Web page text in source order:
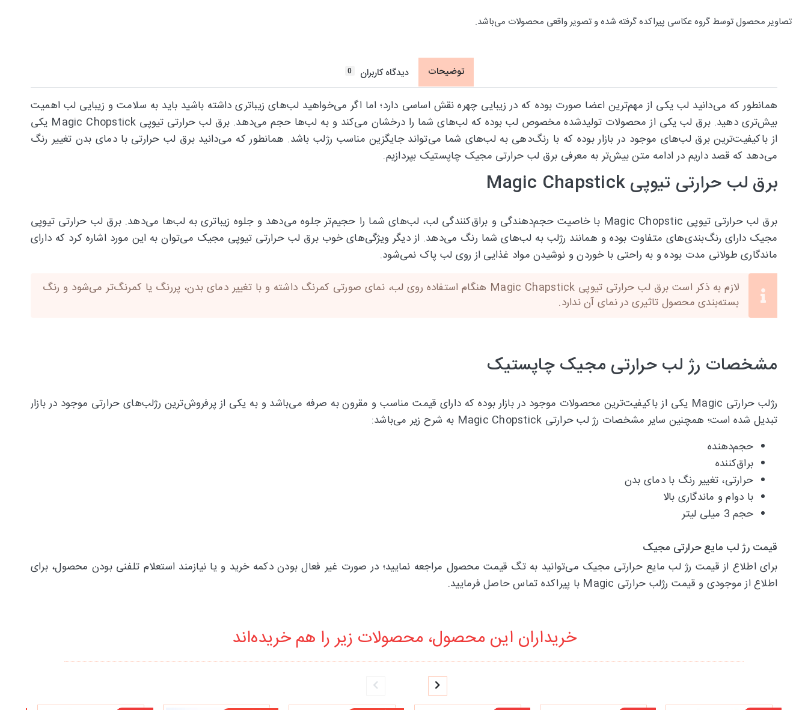
تصاویر محصول توسط گروه عکاسی پیراکده گرفته شده و تصویر واقعی محصولات می‌باشد.
توضیحات دیدگاه کاربران 0
همانطور که می‌دانید لب یکی از مهم‌ترین اعضا صورت بوده که در زیبایی چهره نقش اساسی دارد؛ اما اگر می‌خواهید لب‌های زیباتری داشته باشید باید به سلامت و زیبایی لب اهمیت
بیش‌تری دهید. برق لب یکی از محصولات تولیدشده مخصوص لب بوده که لب‌های شما را درخشان می‌کند و به لب‌ها حجم می‌دهد. برق لب حرارتی تیوپی Magic Chopstick یکی
از باکیفیت‌ترین برق لب‌های موجود در بازار بوده که با رنگ‌دهی به لب‌های شما می‌تواند جایگزین مناسب رژلب باشد. همانطور که می‌دانید برق لب حرارتی با دمای بدن تغییر رنگ
می‌دهد که قصد داریم در ادامه متن بیش‌تر به معرفی برق لب حرارتی مجیک چاپستیک بپردازیم.
برق لب حرارتی تیوپی Magic Chapstick
برق لب حرارتی تیوپی Magic Chopstic با خاصیت حجم‌دهندگی و براق‌کنندگی لب، لب‌های شما را حجیم‌تر جلوه می‌دهد و جلوه زیباتری به لب‌ها می‌دهد. برق لب حرارتی تیوپی
مجیک دارای رنگ‌بندی‌های متفاوت بوده و همانند رژلب به لب‌های شما رنگ می‌دهد. از دیگر ویژگی‌های خوب برق لب حرارتی تیوپی مجیک می‌توان به این مورد اشاره کرد که دارای
ماندگاری طولانی مدت بوده و به راحتی با خوردن و نوشیدن مواد غذایی از روی لب پاک نمی‌شود.
لازم به ذکر است برق لب حرارتی تیوپی Magic Chapstick هنگام استفاده روی لب، نمای صورتی کمرنگ داشته و با تغییر دمای بدن، پررنگ یا کمرنگ‌تر می‌شود و رنگ
بسته‌بندی محصول تاثیری در نمای آن ندارد.
مشخصات رژ لب حرارتی مجیک چاپستیک
رژلب حرارتی Magic یکی از باکیفیت‌ترین محصولات موجود در بازار بوده که دارای قیمت مناسب و مقرون به صرفه می‌باشد و به یکی از پرفروش‌ترین رژلب‌های حرارتی موجود در بازار
تبدیل شده است؛ همچنین سایر مشخصات رژ لب حرارتی Magic Chopstick به شرح زیر می‌باشد:
حجم‌دهنده
براق‌کننده
حرارتی، تغییر رنگ با دمای بدن
با دوام و ماندگاری بالا
حجم 3 میلی لیتر
قیمت رژ لب مایع حرارتی مجیک
برای اطلاع از قیمت رژ لب مایع حرارتی مجیک می‌توانید به تگ قیمت محصول مراجعه نمایید؛ در صورت غیر فعال بودن دکمه خرید و یا نیازمند استعلام تلفنی بودن محصول، برای
اطلاع از موجودی و قیمت رژلب حرارتی Magic با پیراکده تماس حاصل فرمایید.
خریداران این محصول، محصولات زیر را هم خریده‌اند